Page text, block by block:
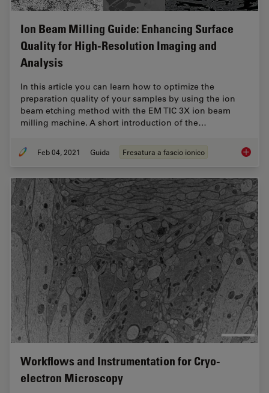
Ion Beam Milling Guide: Enhancing Surface
Quality for High-Resolution Imaging and
Analysis
In this article you can learn how to optimize the
preparation quality of your samples by using the ion
beam etching method with the EM TIC 3X ion beam
milling machine. A short introduction of the…
Feb 04, 2021 Guida Fresatura a fascio ionico Ion
Workflows and Instrumentation for Cryo-
electron Microscopy